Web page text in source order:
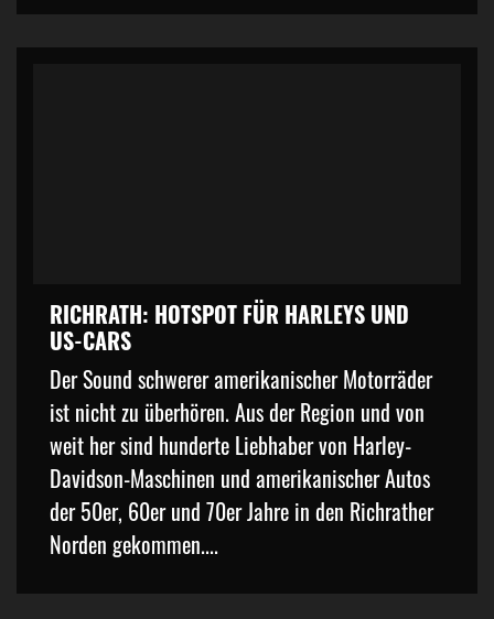
RICHRATH: HOTSPOT FÜR HARLEYS UND
US-CARS
Der Sound schwerer amerikanischer Motorräder
ist nicht zu überhören. Aus der Region und von
weit her sind hunderte Liebhaber von Harley-
Davidson-Maschinen und amerikanischer Autos
der 50er, 60er und 70er Jahre in den Richrather
Norden gekommen....